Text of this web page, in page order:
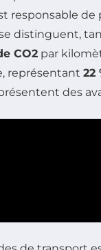
responsable de
distinguent,
CO2 par
représentant 22
des